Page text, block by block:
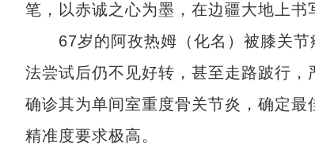
笔，以赤诚之心为墨，在边疆大地上书
67岁的阿孜热姆（化名）被膝关节
法尝试后仍不见好转，甚至走路跛行，
确诊其为单间室重度骨关节炎，确定
精准度要求极高。